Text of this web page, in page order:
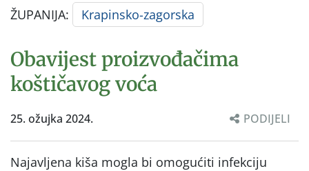
ŽUPANIJA: Krapinsko-zagorska
Obavijest proizvođačima
koštičavog voća
25. ožujka 2024. PODIJELI
Najavljena kiša mogla bi omogućiti infekciju